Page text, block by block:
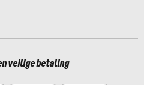
veilige betaling